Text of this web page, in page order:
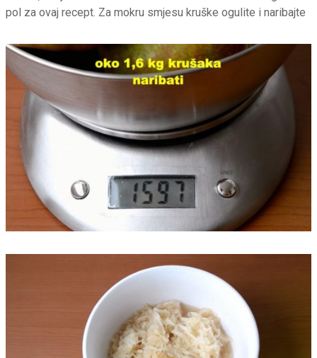
pol za ovaj recept. Za mokru smjesu kruške ogulite i naribajte